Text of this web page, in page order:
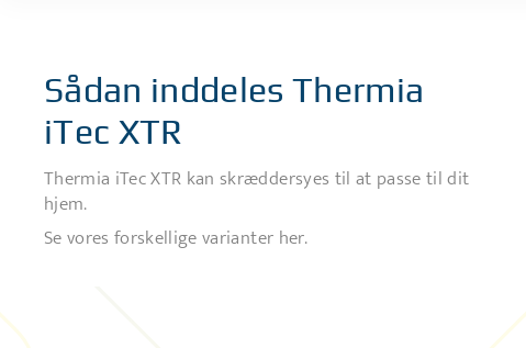
Sådan inddeles Thermia
iTec XTR
Thermia iTec XTR kan skræddersyes til at passe til dit
hjem.
Se vores forskellige varianter her.